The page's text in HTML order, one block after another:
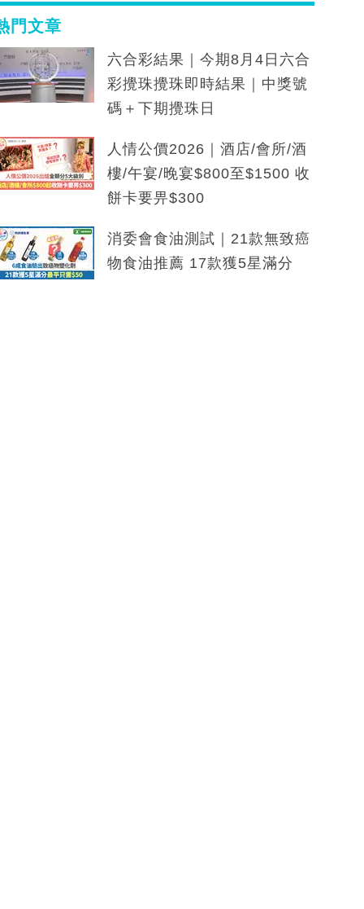
門文章
六合彩結果｜今期8月4日六合
彩攪珠攪珠即時結果｜中獎號
碼＋下期攪珠日
人情公價2026｜酒店/會所/酒
樓/午宴/晚宴$800至$1500 收
餅卡要畀$300
消委會食油測試｜21款無致癌
物食油推薦 17款獲5星滿分